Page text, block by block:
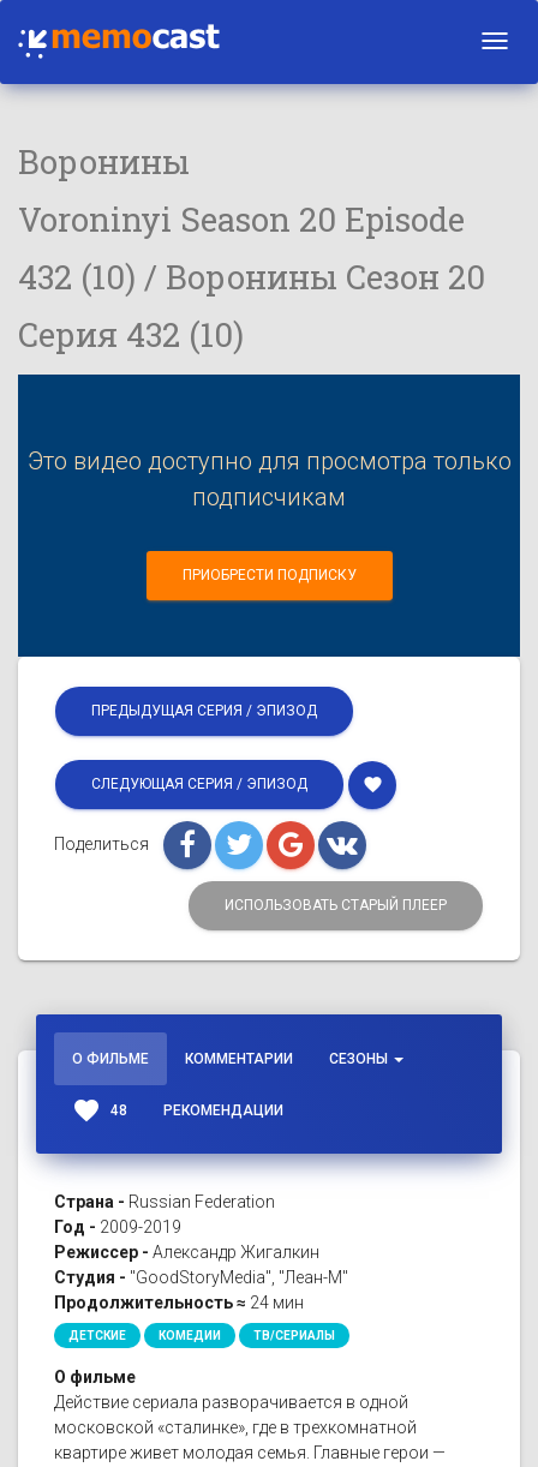
Воронины
Voroninyi Season 20 Episode
432 (10) / Воронины Сезон 20
Серия 432 (10)
Это видео доступно для просмотра только
подписчикам
ПРИОБРЕСТИ ПОДПИСКУ
ПРЕДЫДУЩАЯ СЕРИЯ / ЭПИЗОД
СЛЕДУЮЩАЯ СЕРИЯ / ЭПИЗОД favorite
Поделиться
ИСПОЛЬЗОВАТЬ СТАРЫЙ ПЛЕЕР
О ФИЛЬМЕ КОММЕНТАРИИ СЕЗОНЫ
favorite 48 РЕКОМЕНДАЦИИ
Страна - Russian Federation
Год - 2009-2019
Режиссер - Александр Жигалкин
Студия - "GoodStoryMedia", "Леан-М"
Продолжительность ≈ 24 мин
ДЕТСКИЕ КОМЕДИИ ТВ/СЕРИАЛЫ
О фильме
Действие сериала разворачивается в одной
московской «сталинке», где в трехкомнатной
квартире живет молодая семья. Главные герои —